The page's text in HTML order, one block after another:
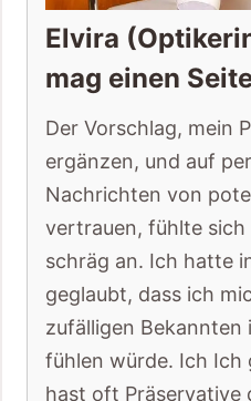
Elvira
mag einen
Der Vorschlag, mein
ergänzen, und auf
Nachrichten von
vertrauen, fühlte
schräg an. Ich hatte
geglaubt, dass ich
zufälligen Bekannten
fühlen würde. Ich Ich
hast oft Präservative